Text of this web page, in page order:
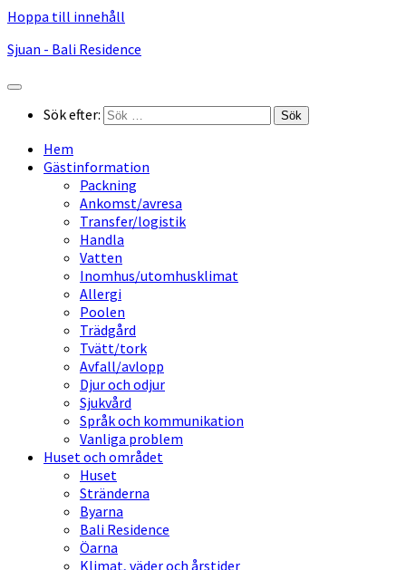
Hoppa till innehåll
Sjuan - Bali Residence
Sök efter:
Hem
Gästinformation
Packning
Ankomst/avresa
Transfer/logistik
Handla
Vatten
Inomhus/utomhusklimat
Allergi
Poolen
Trädgård
Tvätt/tork
Avfall/avlopp
Djur och odjur
Sjukvård
Språk och kommunikation
Vanliga problem
Huset och området
Huset
Stränderna
Byarna
Bali Residence
Öarna
Klimat, väder och årstider